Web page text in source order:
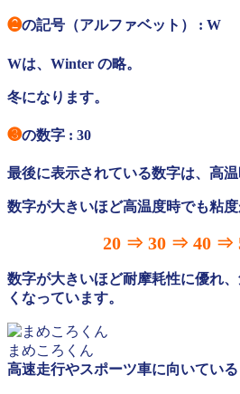
❷の記号（アルファベット） : W
Wは、Winter の略。
冬になります。
❸の数字 : 30
最後に表示されている数字は、高温
数字が大きいほど高温度時でも粘度
20 ⇒ 30 ⇒ 40 ⇒
数字が大きいほど耐摩耗性に優れ
くなっています。
まめころくん
高速走行やスポーツ車に向いている